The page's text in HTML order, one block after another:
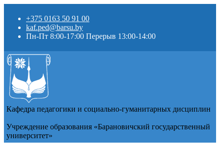
+375 0163 50 91 00
kaf.ped@barsu.by
Пн-Пт 8:00-17:00 Перерыв 13:00-14:00
Кафедра педагогики и социально-гуманитарных дисциплин
Учреждение образования «Барановичский государственный
университет»